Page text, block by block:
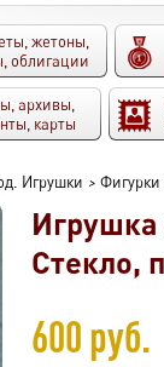
жетоны,
облигации
архивы,
карты
Игрушки > Фигурки
Игрушка
Стекло,
600 руб.